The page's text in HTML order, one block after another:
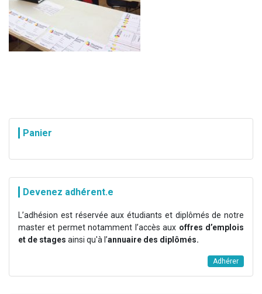
Panier
Devenez adhérent.e
L’adhésion est réservée aux étudiants et diplômés de notre
master et permet notamment l’accès aux offres d’emplois
et de stages ainsi qu'à l’annuaire des diplômés.
Adhérer